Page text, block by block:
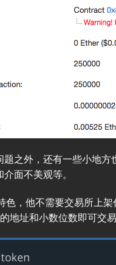
题之外，还有一些小地
面不美观等。
色，他不需要交易所上
地址和小数位数即可交易